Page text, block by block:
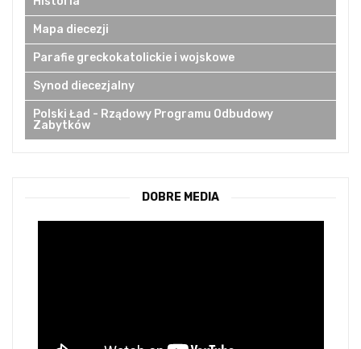
Mapa diecezji
Parafie greckokatolickie i wojskowe
Synod diecezjalny
Polski Ład - Rządowy Programu Odbudowy
Zabytków
DOBRE MEDIA